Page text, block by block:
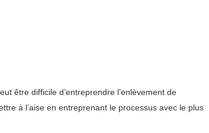
être difficile d’entreprendre l’enlèvement de
à l’aise en entreprenant le processus avec le plus